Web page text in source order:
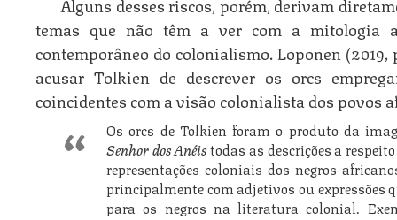
temas que não têm a ver com a mitologia
contemporâneo do colonialismo. Loponen
acusar Tolkien de descrever os orcs
coincidentes com a visão colonialista dos povos
Os orcs de Tolkien foram o produto da
Senhor dos Anéistodas as descrições a
representações coloniais dos negros
principalmente com adjetivos ou expressões
para os negros na literatura colonial.